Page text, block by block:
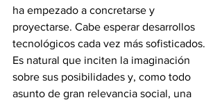
ha empezado a concretarse y
proyectarse. Cabe esperar desarrollos
tecnológicos cada vez más sofisticados.
Es natural que inciten la imaginación
sobre sus posibilidades y, como todo
asunto de gran relevancia social, una